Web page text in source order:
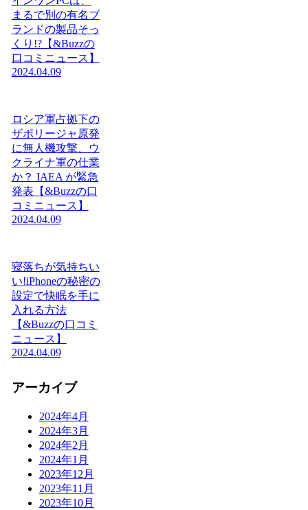
まるで別の有名ブ
ランドの製品そっ
くり!?【&Buzzの
口コミニュース】
2024.04.09
ロシア軍占拠下の
ザポリージャ原発
に無人機攻撃、ウ
クライナ軍の仕業
か？ IAEA が緊急
発表【&Buzzの口
コミニュース】
2024.04.09
寝落ちが気持ちい
い!iPhoneの秘密の
設定で快眠を手に
入れる方法
【&Buzzの口コミ
ニュース】
2024.04.09
アーカイブ
2024年4月
2024年3月
2024年2月
2024年1月
2023年12月
2023年11月
2023年10月